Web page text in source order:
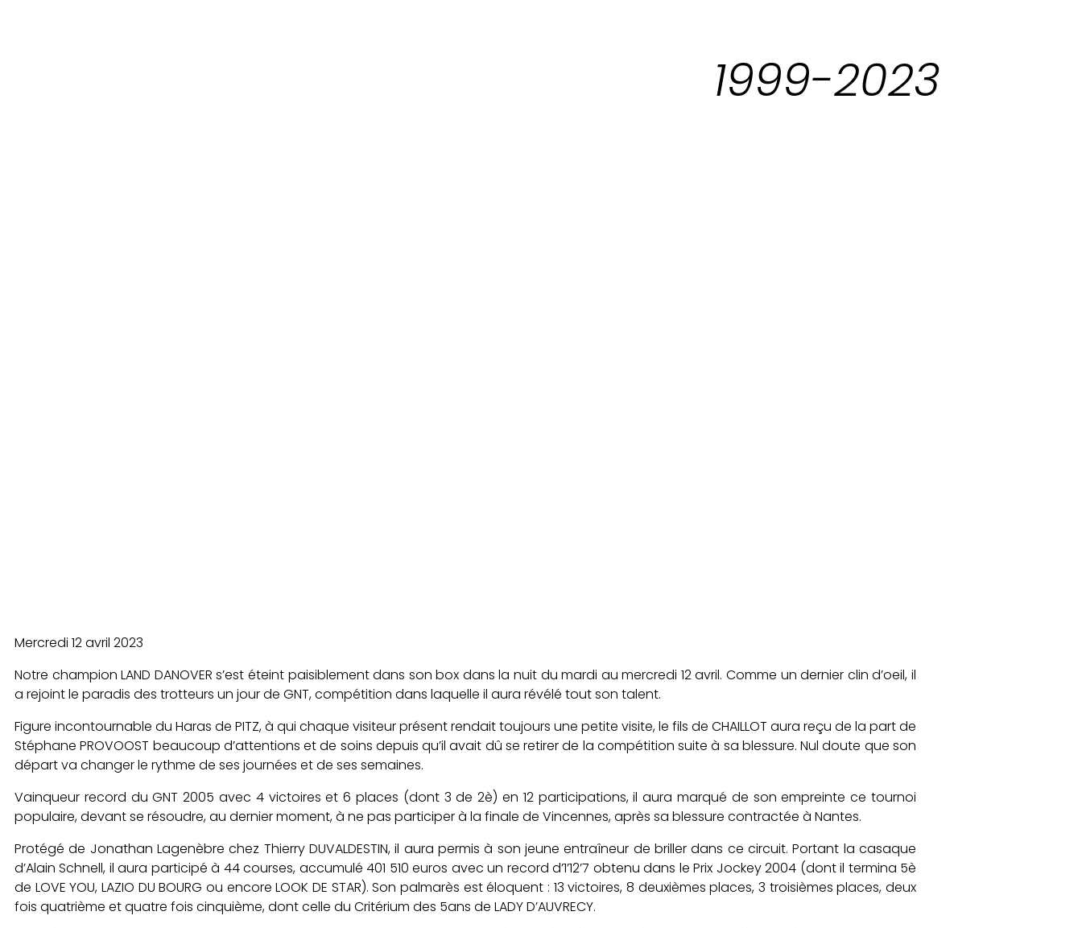
1999-2023
Mercredi 12 avril 2023
Notre champion LAND DANOVER s’est éteint paisiblement dans son box dans la nuit du mardi au mercredi 12 avril. Comme un dernier clin d’oeil, il
a rejoint le paradis des trotteurs un jour de GNT, compétition dans laquelle il aura révélé tout son talent.
Figure incontournable du Haras de PITZ, à qui chaque visiteur présent rendait toujours une petite visite, le fils de CHAILLOT aura reçu de la part de
Stéphane PROVOOST beaucoup d’attentions et de soins depuis qu’il avait dû se retirer de la compétition suite à sa blessure. Nul doute que son
départ va changer le rythme de ses journées et de ses semaines.
Vainqueur record du GNT 2005 avec 4 victoires et 6 places (dont 3 de 2è) en 12 participations, il aura marqué de son empreinte ce tournoi
populaire, devant se résoudre, au dernier moment, à ne pas participer à la finale de Vincennes, après sa blessure contractée à Nantes.
Protégé de Jonathan Lagenèbre chez Thierry DUVALDESTIN, il aura permis à son jeune entraîneur de briller dans ce circuit. Portant la casaque
d’Alain Schnell, il aura participé à 44 courses, accumulé 401 510 euros avec un record d’1’12’7 obtenu dans le Prix Jockey 2004 (dont il termina 5è
de LOVE YOU, LAZIO DU BOURG ou encore LOOK DE STAR). Son palmarès est éloquent : 13 victoires, 8 deuxièmes places, 3 troisièmes places, deux
fois quatrième et quatre fois cinquième, dont celle du Critérium des 5ans de LADY D’AUVRECY.